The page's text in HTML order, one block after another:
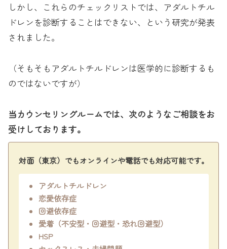
しかし、これらのチェックリストでは、アダルトチル
ドレンを診断することはできない、という研究が発表
されました。
（そもそもアダルトチルドレンは医学的に診断するも
のではないですが）
当カウンセリングルームでは、次のようなご相談をお
受けしております。
対面（東京）でもオンラインや電話でも対応可能です。
アダルトチルドレン
恋愛依存症
回避依存症
愛着（不安型・回避型・恐れ回避型）
HSP